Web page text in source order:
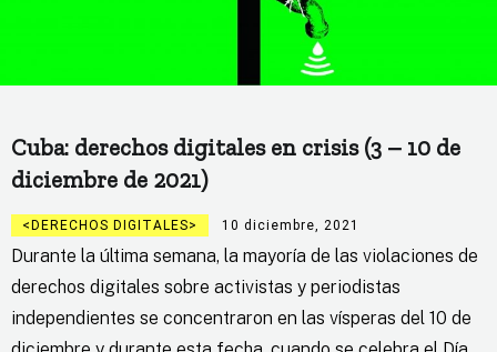
Cuba: derechos digitales en crisis (3 – 10 de
diciembre de 2021)
DERECHOS DIGITALES 10 diciembre, 2021
Durante la última semana, la mayoría de las violaciones de
derechos digitales sobre activistas y periodistas
independientes se concentraron en las vísperas del 10 de